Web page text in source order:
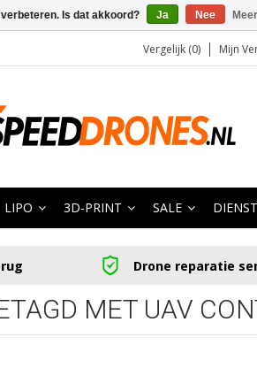
Vergelijk (0) Mijn
LIPO 3D-PRINT SALE DIENST
Drone reparatie
MET UAV
Is dat akkoord? Ja Nee